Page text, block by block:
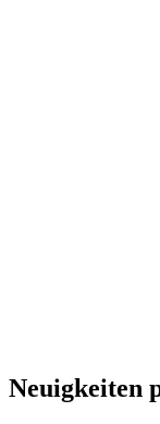
Neuigkeiten